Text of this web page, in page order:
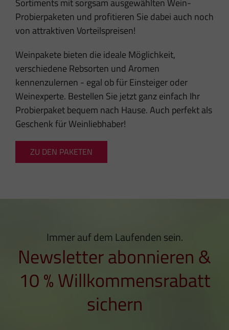
Sortiments mit sorgsam ausgewählten Wein-
Probierpaketen und profitieren Sie dabei auch noch
von attraktiven Vorteilspreisen!
Weinpakete bieten die ideale Möglichkeit,
verschiedene Rebsorten und Aromen
kennenzulernen - egal ob für Einsteiger oder
Weinexperte. Bestellen Sie jetzt ganz einfach Ihr
Probierpaket bequem nach Hause. Auch perfekt als
Geschenk für Weinliebhaber!
ZU DEN PAKETEN
Immer auf dem Laufenden sein.
Newsletter abonnieren &
10 % Willkommensrabatt
sichern